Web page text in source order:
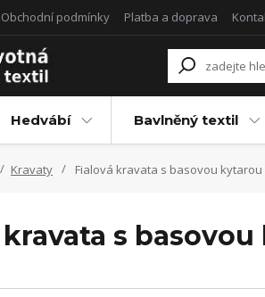
Obchodní podmínky Platba a doprava
Hedvábí Bavlněný textil
Kravaty Fialová kravata s basovou
s